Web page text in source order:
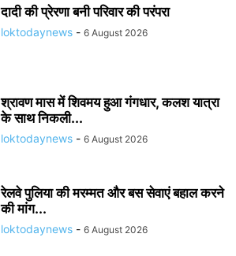
दादी की प्रेरणा बनी परिवार की परंपरा
loktodaynews - 6 August 2026
श्रावण मास में शिवमय हुआ गंगधार, कलश यात्रा
के साथ निकली...
loktodaynews - 6 August 2026
रेलवे पुलिया की मरम्मत और बस सेवाएं बहाल करने
की मांग...
loktodaynews - 6 August 2026